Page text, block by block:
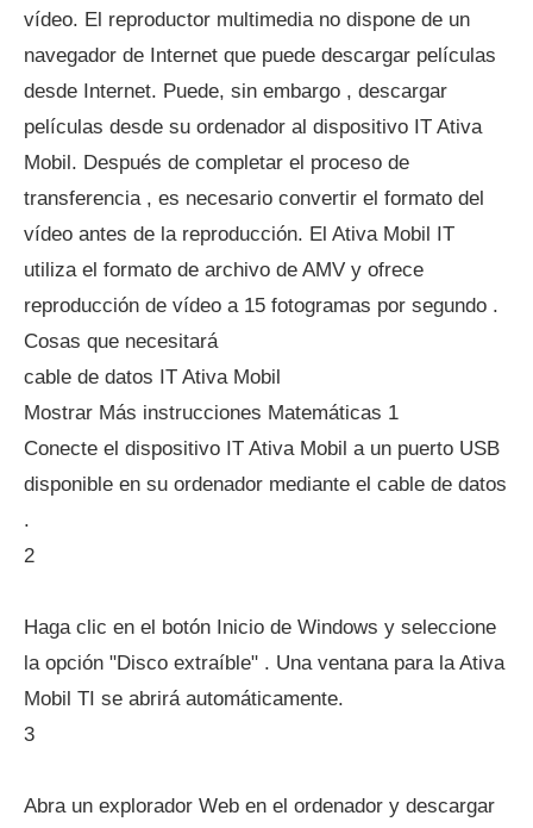
vídeo. El reproductor multimedia no dispone de un
navegador de Internet que puede descargar películas
desde Internet. Puede, sin embargo , descargar
películas desde su ordenador al dispositivo IT Ativa
Mobil. Después de completar el proceso de
transferencia , es necesario convertir el formato del
vídeo antes de la reproducción. El Ativa Mobil IT
utiliza el formato de archivo de AMV y ofrece
reproducción de vídeo a 15 fotogramas por segundo .
Cosas que necesitará
cable de datos IT Ativa Mobil
Mostrar Más instrucciones Matemáticas 1
Conecte el dispositivo IT Ativa Mobil a un puerto USB
disponible en su ordenador mediante el cable de datos
.
2
Haga clic en el botón Inicio de Windows y seleccione
la opción "Disco extraíble" . Una ventana para la Ativa
Mobil TI se abrirá automáticamente.
3
Abra un explorador Web en el ordenador y descargar